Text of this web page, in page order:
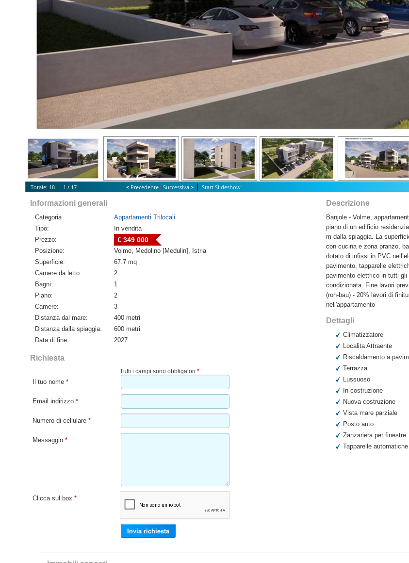
Totale: 18 1 / 17 < Precedente Successiva > Start Slideshow
Informazioni generali
Categoria
Appartamenti Trilocali
Tipo:
In vendita
Prezzo:
€ 349 000
Posizione:
Volme, Medolino [Medulin], Istria
Superficie:
67.7 mq
Camere da letto:
2
Bagni:
1
Piano:
2
Camere:
3
Distanza dal mare:
400 metri
Distanza dalla spiaggia:
600 metri
Data di fine:
2027
Richiesta
Tutti i campi sono obbligatori *
Il tuo nome *
Email indirizzo *
Numero di cellulare *
Messaggio *
Clicca sul box *
Descrizione
Banjole - Volme,
piano di un edificio
m dalla spiaggia. La
con cucina e zona pranzo,
dotato di infissi in PVC
pavimento, tapparelle
pavimento elettrico in tutti gli
condizionata. Fine lavori
(roh-bau) - 20% lavori di
nell'appartamento
Dettagli
Climatizzatore
Localita Attraente
Riscaldamento a
Terrazza
Lussuoso
In costruzione
Nuova costruzione
Vista mare parziale
Posto auto
Zanzariera per finestre
Tapparelle automatiche